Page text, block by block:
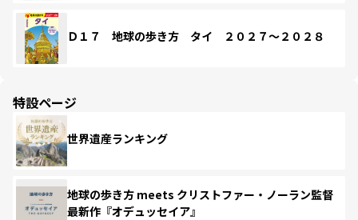
Ｄ１７ 地球の歩き方 タイ ２０２７～２０２８
特設ページ
世界遺産ランキング
地球の歩き方 meets クリストファー・ノーラン監督
最新作『オデュッセイア』